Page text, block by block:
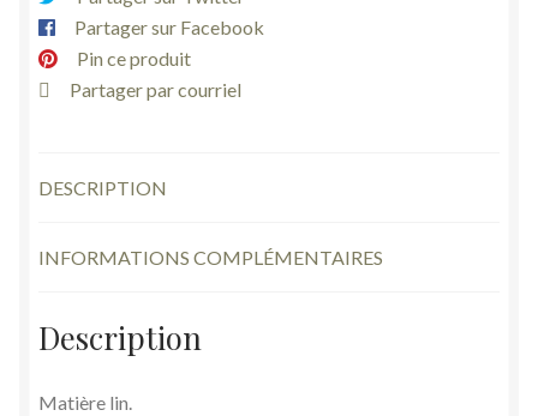
Partager sur Facebook
Pin ce produit
Partager par courriel
DESCRIPTION
INFORMATIONS COMPLÉMENTAIRES
Description
Matière lin.